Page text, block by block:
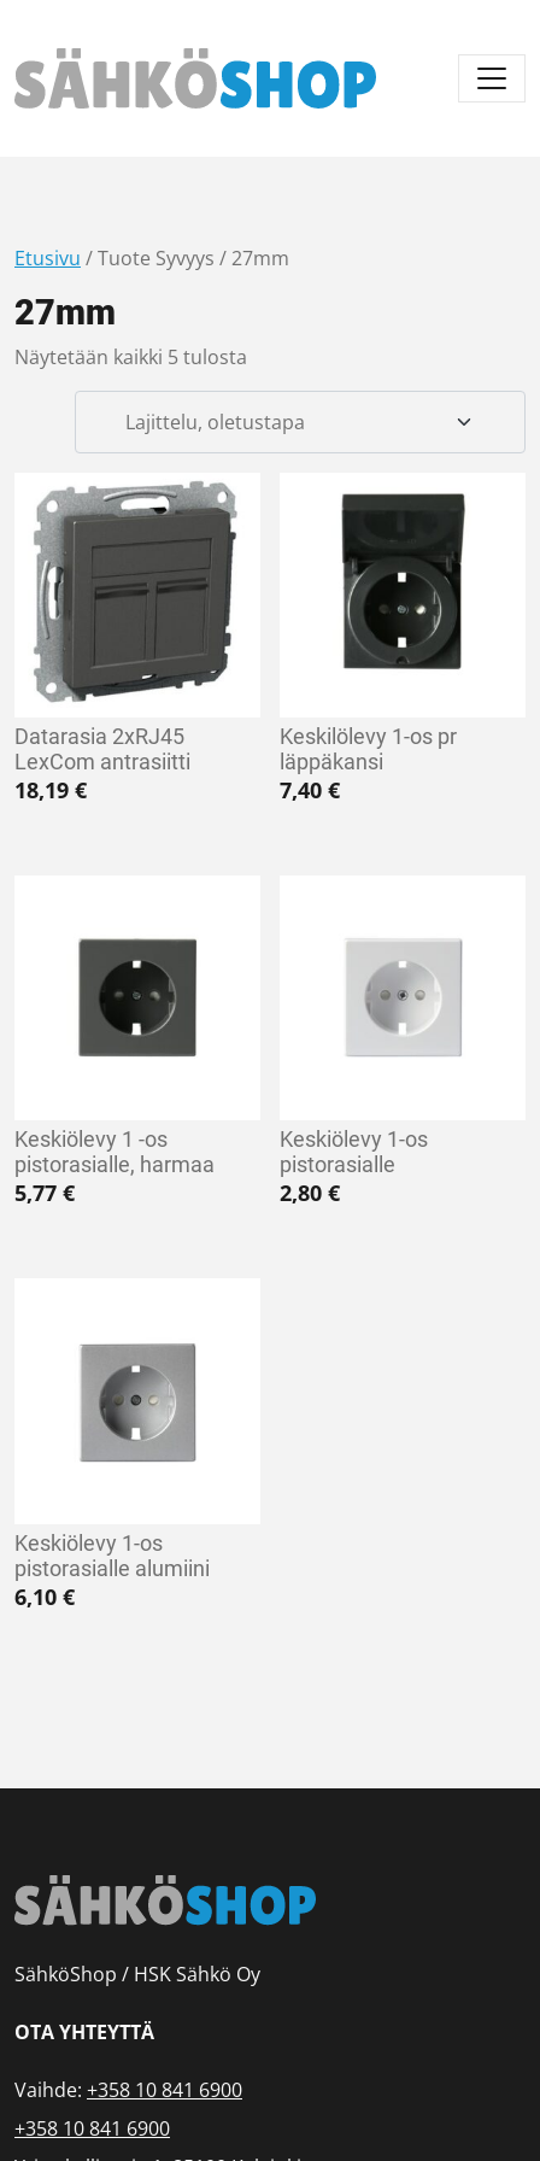
Päävalikko
Etusivu / Tuote Syvyys / 27mm
27mm
Näytetään kaikki 5 tulosta
Datarasia 2xRJ45
LexCom antrasiitti
18,19 €
Keskilölevy 1-os pr
läppäkansi
7,40€
Keskiölevy 1 -os
pistorasialle, harmaa
5,77 €
Keskiölevy 1-os
pistorasialle
2,80€
Keskiölevy 1-os
pistorasialle alumiini
6,10 €
SähköShop / HSK Sähkö Oy
OTA YHTEYTTÄ
Vaihde: +358 10 841 6900
+358 10 841 6900